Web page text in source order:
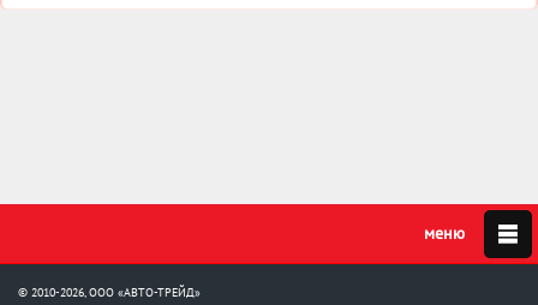
© 2010-2026, ООО «АВТО-ТРЕЙД»